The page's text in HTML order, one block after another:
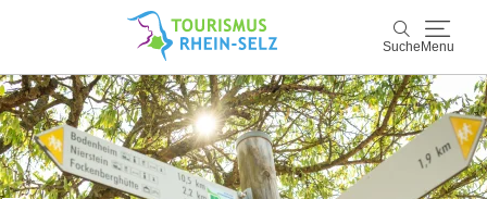
Suche Menu
Suche
Rhein-Selz
Entdecken & Erleben